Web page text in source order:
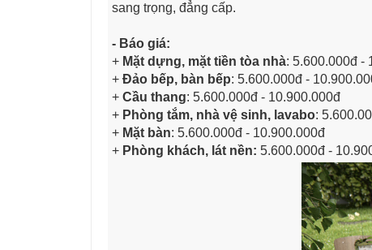
sang trọng, đẳng cấp.
- Báo giá:
+ Mặt dựng, mặt tiền tòa nhà: 5.600.000đ -
+ Đảo bếp, bàn bếp: 5.600.000đ -
+ Cầu thang: 5.600.000đ - 10.900.000đ
+ Phòng tắm, nhà vệ sinh, lavabo:
+ Mặt bàn: 5.600.000đ - 10.900.000đ
+ Phòng khách, lát nền: 5.600.000đ -